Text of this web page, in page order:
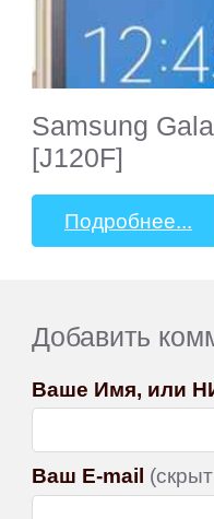
Samsung
[J120F]
Подробнее...
Добавить
Ваше Имя, или
Ваш E-mail